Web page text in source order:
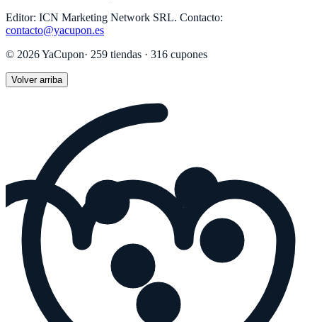
Editor: ICN Marketing Network SRL. Contacto:
contacto@yacupon.es
© 2026YaCupon· 259 tiendas · 316 cupones
Volver arriba